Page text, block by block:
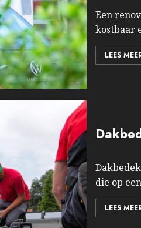
Een
kostbaar
LEES
die op
LEES